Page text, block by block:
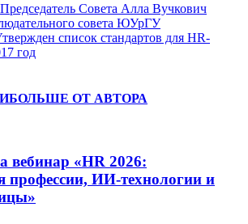
Председатель Совета Алла Вучкович
совета ЮУрГУ
список стандартов для HR-
год
БОЛЬШЕ ОТ АВТОРА
вебинар «HR 2026:
профессии, ИИ-технологии и